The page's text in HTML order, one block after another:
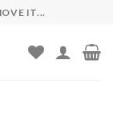
IT...